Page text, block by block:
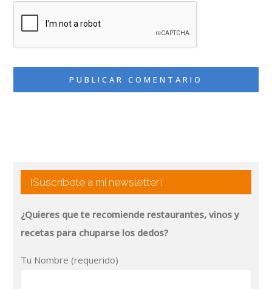
¡Suscríbete a mi newsletter!
¿Quieres que te recomiende restaurantes, vinos y
recetas para chuparse los dedos?
Tu Nombre (requerido)